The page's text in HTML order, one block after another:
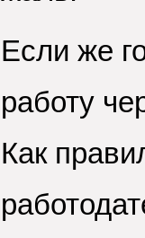
Если же
работу
Как